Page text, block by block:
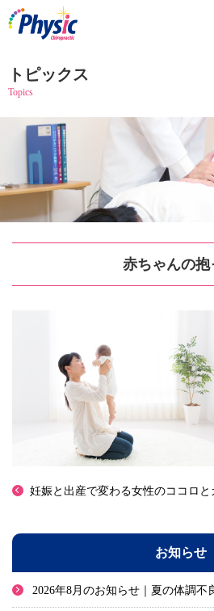
トピックス
Topics
赤ちゃんの抱
妊娠と出産で変わる女性のココロと
お知らせ
2026年8月のお知らせ｜夏の体調不